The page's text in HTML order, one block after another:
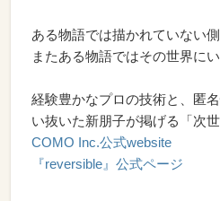
ある物語では描かれていない側
またある物語ではその世界に
経験豊かなプロの技術と、匿
い抜いた新朋子が掲げる「次
COMO Inc.公式website
『reversible』公式ページ